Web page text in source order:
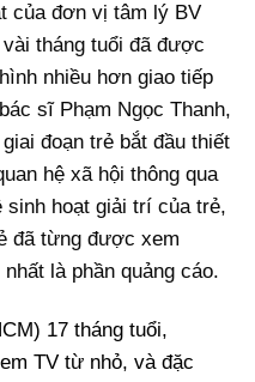
của đơn vị tâm lý BV
tháng tuổi đã được
nhiều hơn giao tiếp
sĩ Phạm Ngọc Thanh,
đoạn trẻ bắt đầu thiết
hệ xã hội thông qua
hoạt giải trí của trẻ,
đã từng được xem
là phần quảng cáo.
17 tháng tuổi,
TV từ nhỏ, và đặc